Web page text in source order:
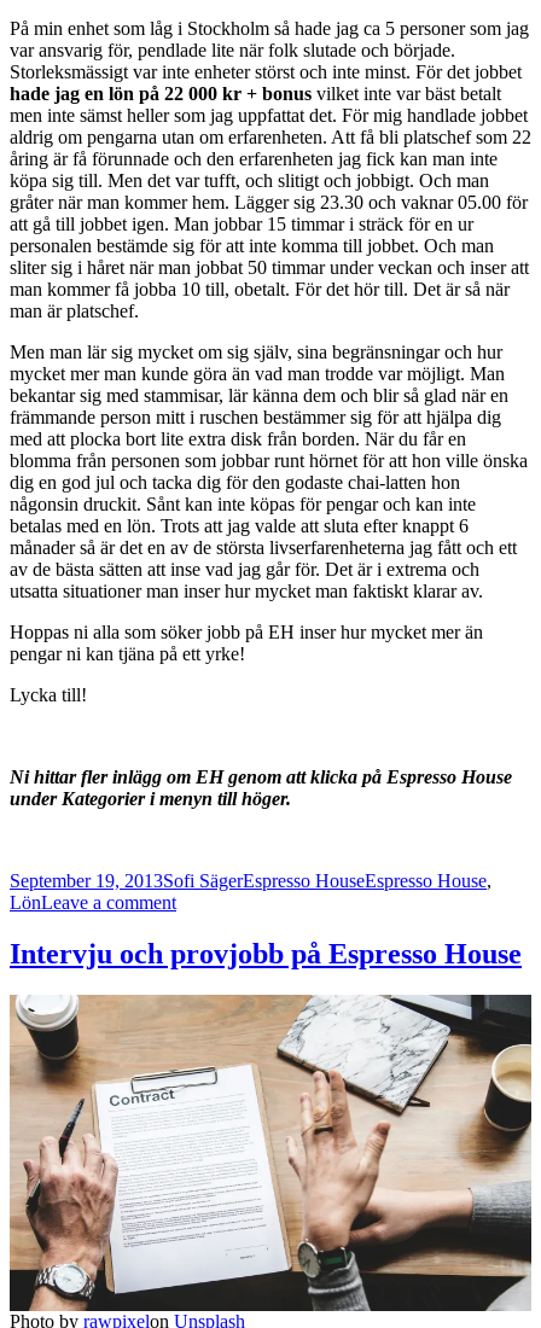
På min enhet som låg i Stockholm så hade jag ca 5 personer som jag
var ansvarig för, pendlade lite när folk slutade och började.
Storleksmässigt var inte enheter störst och inte minst. För det jobbet
hade jag en lön på 22 000 kr + bonus vilket inte var bäst betalt
men inte sämst heller som jag uppfattat det. För mig handlade jobbet
aldrig om pengarna utan om erfarenheten. Att få bli platschef som 22
åring är få förunnade och den erfarenheten jag fick kan man inte
köpa sig till. Men det var tufft, och slitigt och jobbigt. Och man
gråter när man kommer hem. Lägger sig 23.30 och vaknar 05.00 för
att gå till jobbet igen. Man jobbar 15 timmar i sträck för en ur
personalen bestämde sig för att inte komma till jobbet. Och man
sliter sig i håret när man jobbat 50 timmar under veckan och inser att
man kommer få jobba 10 till, obetalt. För det hör till. Det är så när
man är platschef.
Men man lär sig mycket om sig själv, sina begränsningar och hur
mycket mer man kunde göra än vad man trodde var möjligt. Man
bekantar sig med stammisar, lär känna dem och blir så glad när en
främmande person mitt i ruschen bestämmer sig för att hjälpa dig
med att plocka bort lite extra disk från borden. När du får en
blomma från personen som jobbar runt hörnet för att hon ville önska
dig en god jul och tacka dig för den godaste chai-latten hon
någonsin druckit. Sånt kan inte köpas för pengar och kan inte
betalas med en lön. Trots att jag valde att sluta efter knappt 6
månader så är det en av de största livserfarenheterna jag fått och ett
av de bästa sätten att inse vad jag går för. Det är i extrema och
utsatta situationer man inser hur mycket man faktiskt klarar av.
Hoppas ni alla som söker jobb på EH inser hur mycket mer än
pengar ni kan tjäna på ett yrke!
Lycka till!
Ni hittar fler inlägg om EH genom att klicka på Espresso House
under Kategorier i menyn till höger.
Posted
on
September 19, 2013Author
Sofi SägerCategories
Espresso HouseTags
Espresso House,
LönLeave a commenton
att
på
lönen
Intervju och provjobb på Espresso House
Photo by rawpixelon Unsplash